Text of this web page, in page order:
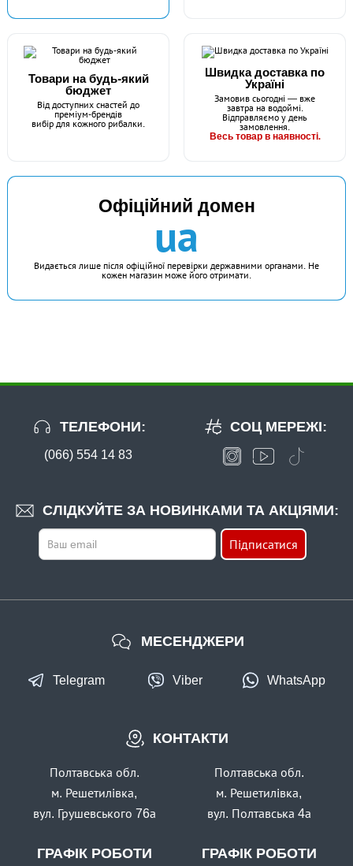
Товари на будь-який
бюджет
Від доступних снастей до
преміум-брендів
вибір для кожного рибалки.
Швидка доставка по
Україні
Замовив сьогодні — вже
завтра на водоймі.
Відправляємо у день
замовлення.
Весь товар в наявності.
Офіційний домен
ua
Видається лише після офіційної перевірки державними органами. Не
кожен магазин може його отримати.
ТЕЛЕФОНИ:
(066) 554 14 83
СЛІДКУЙТЕ ЗА НОВИНКАМИ ТА АКЦІЯМИ:
Підписатися
СОЦ МЕРЕЖІ:
КОНТАКТИ
Полтавська обл.
м. Решетилівка,
вул. Грушевського 76а
ГРАФІК РОБОТИ
Полтавська обл.
м. Решетилівка,
вул. Полтавська 4а
ГРАФІК РОБОТИ
МЕСЕНДЖЕРИ
Telegram Viber WhatsApp